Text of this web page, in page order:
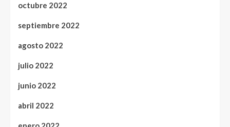
octubre 2022
septiembre 2022
agosto 2022
julio 2022
junio 2022
abril 2022